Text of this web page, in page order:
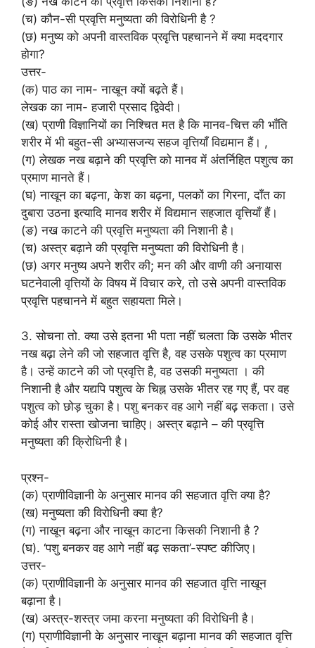
(च) कौन-सी प्रवृत्ति मनुष्यता की विरोधिनी है ?
(छ) मनुष्य को अपनी वास्तविक प्रवृत्ति पहचानने में क्या मददगार
होगा?
उत्तर-
(क) पाठ का नाम- नाखून क्यों बढ़ते हैं।
लेखक का नाम- हजारी प्रसाद द्विवेदी।
(ख) प्राणी विज्ञानियों का निश्चित मत है कि मानव-चित्त की भाँति
शरीर में भी बहुत-सी अभ्यासजन्य सहज वृत्तियाँ विद्यमान हैं। ,
(ग) लेखक नख बढ़ाने की प्रवृत्ति को मानव में अंतर्निहित पशुत्व का
प्रमाण मानते हैं।
(घ) नाखून का बढ़ना, केश का बढ़ना, पलकों का गिरना, दाँत का
दुबारा उठना इत्यादि मानव शरीर में विद्यमान सहजात वृत्तियाँ हैं।
(ङ) नख काटने की प्रवृत्ति मनुष्यता की निशानी है।
(च) अस्त्र बढ़ाने की प्रवृत्ति मनुष्यता की विरोधिनी है।
(छ) अगर मनुष्य अपने शरीर की; मन की और वाणी की अनायास
घटनेवाली वृत्तियों के विषय में विचार करे, तो उसे अपनी वास्तविक
प्रवृत्ति पहचानने में बहुत सहायता मिले।
3. सोचना तो. क्या उसे इतना भी पता नहीं चलता कि उसके भीतर
नख बढ़ा लेने की जो सहजात वृत्ति है, वह उसके पशुत्व का प्रमाण
है। उन्हें काटने की जो प्रवृत्ति है, वह उसकी मनुष्यता । की
निशानी है और यद्यपि पशुत्व के चिह्न उसके भीतर रह गए हैं, पर वह
पशुत्व को छोड़ चुका है। पशु बनकर वह आगे नहीं बढ़ सकता। उसे
कोई और रास्ता खोजना चाहिए। अस्त्र बढ़ाने – की प्रवृत्ति
मनुष्यता की क्रोिधिनी है।
प्रश्न-
(क) प्राणीविज्ञानी के अनुसार मानव की सहजात वृत्ति क्या है?
(ख) मनुष्यता की विरोधिनी क्या है?
(ग) नाखून बढ़ना और नाखून काटना किसकी निशानी है ?
(घ). ‘पशु बनकर वह आगे नहीं बढ़ सकता’-स्पष्ट कीजिए।
उत्तर-
(क) प्राणीविज्ञानी के अनुसार मानव की सहजात वृत्ति नाखून
बढ़ाना है।
(ख) अस्त्र-शस्त्र जमा करना मनुष्यता की विरोधिनी है।
(ग) प्राणीविज्ञानी के अनुसार नाखून बढ़ाना मानव की सहजात वृत्ति